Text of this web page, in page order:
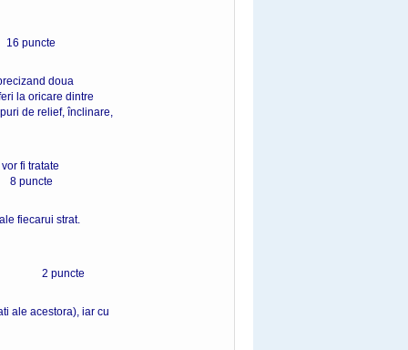
doua
la oricare dintre
de relief, înclinare,
fi tratate
fiecarui strat.
2 puncte
ale acestora), iar cu